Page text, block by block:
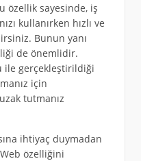
özellik sayesinde, iş
kullanırken hızlı ve
Bunun yanı
de önemlidir.
ile gerçekleştirildiği
için
tutmanız
ihtiyaç duymadan
özelliğini